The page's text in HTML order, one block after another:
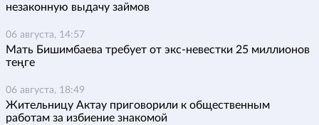
незаконную выдачу займов
06 августа, 14:57
Мать Бишимбаева требует от экс-невестки 25 миллионов
теңге
06 августа, 18:49
Жительницу Актау приговорили к общественным
работам за избиение знакомой